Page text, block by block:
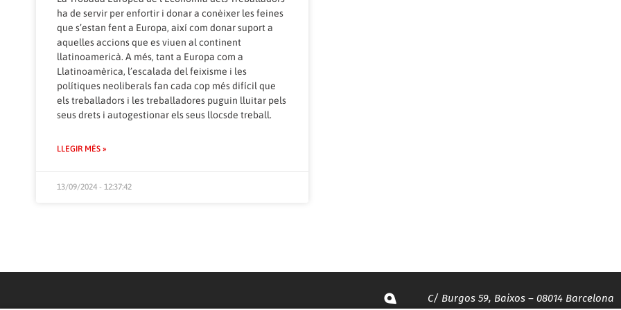
ha de servir per enfortir i donar a conèixer les feines
que s’estan fent a Europa, així com donar suport a
aquelles accions que es viuen al continent
llatinoamericà. A més, tant a Europa com a
Llatinoamèrica, l’escalada del feixisme i les
polítiques neoliberals fan cada cop més difícil que
els treballadors i les treballadores puguin lluitar pels
seus drets i autogestionar els seus llocsde treball.
LLEGIR MÉS »
13/09/2024 - 12:37:42
C/ Burgos 59, Baixos – 08014 Barcelona